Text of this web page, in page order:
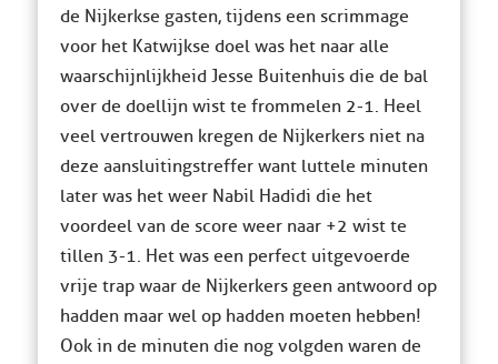
de Nijkerkse gasten, tijdens een scrimmage
voor het Katwijkse doel was het naar alle
waarschijnlijkheid Jesse Buitenhuis die de bal
over de doellijn wist te frommelen 2-1. Heel
veel vertrouwen kregen de Nijkerkers niet na
deze aansluitingstreffer want luttele minuten
later was het weer Nabil Hadidi die het
voordeel van de score weer naar +2 wist te
tillen 3-1. Het was een perfect uitgevoerde
vrije trap waar de Nijkerkers geen antwoord op
hadden maar wel op hadden moeten hebben!
Ook in de minuten die nog volgden waren de